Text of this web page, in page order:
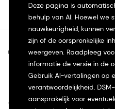
Deze pagina is
behulp van AI. Hoewel we
nauwkeurigheid, kunnen
zijn of de oorspronkelijke
weergeven. Raadpleeg
informatie de versie in de
Gebruik AI-vertalingen op
verantwoordelijkheid.
aansprakelijk voor
©2026 dsm-firmenich. Alle
Privacyverklaring
Gebruiksvoorwaarden